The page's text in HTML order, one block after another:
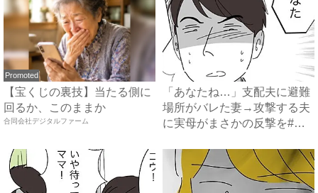
Promoted
【宝くじの裏技】当たる側に
回るか、このままか
合同会社デジタルファーム
「あなたね…」支配夫に避難
場所がバレた妻→攻撃する夫
に実母がまさかの反撃を#ハ